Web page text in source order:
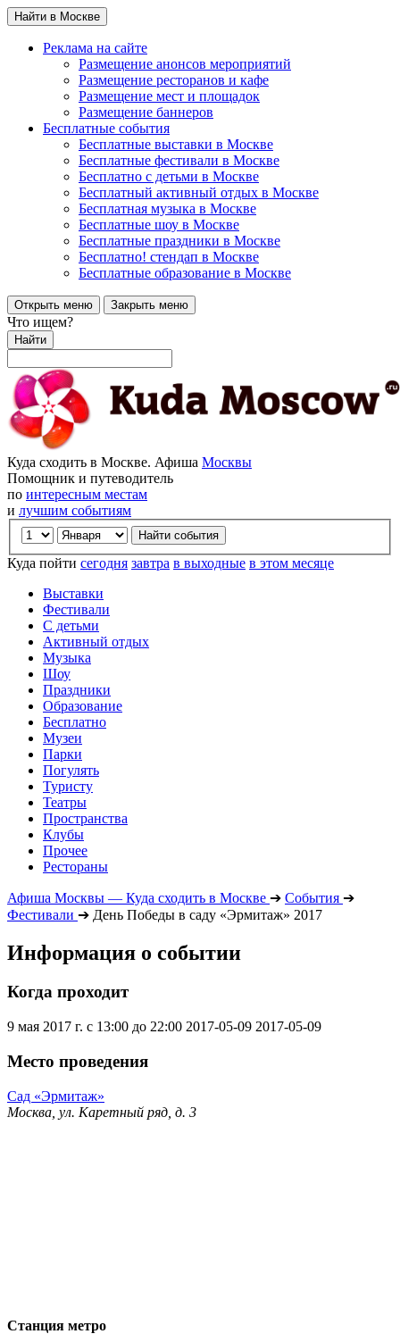
Найти в Москве
Реклама на сайте
Размещение анонсов мероприятий
Размещение ресторанов и кафе
Размещение мест и площадок
Размещение баннеров
Бесплатные события
Бесплатные выставки в Москве
Бесплатные фестивали в Москве
Бесплатно с детьми в Москве
Бесплатный активный отдых в Москве
Бесплатная музыка в Москве
Бесплатные шоу в Москве
Бесплатные праздники в Москве
Бесплатно! стендап в Москве
Бесплатные образование в Москве
Открыть меню Закрыть меню
Что ищем?
Найти
Куда сходить в Москве. Афиша Москвы
Помощник и путеводитель
по интересным местам
и лучшим событиям
Куда пойти сегодня завтра в выходные в этом месяце
Выставки
Фестивали
С детьми
Активный отдых
Музыка
Шоу
Праздники
Образование
Бесплатно
Музеи
Парки
Погулять
Туристу
Театры
Пространства
Клубы
Прочее
Рестораны
Афиша Москвы — Куда сходить в Москве ➔ События ➔
Фестивали ➔ День Победы в саду «Эрмитаж» 2017
Информация о событии
Когда проходит
9 мая 2017 г. с 13:00 до 22:00 2017-05-09 2017-05-09
Место проведения
Сад «Эрмитаж»
Москва, ул. Каретный ряд, д. 3
Станция метро